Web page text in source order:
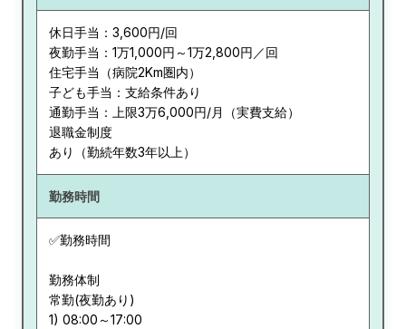
休日手当：3,600円/回
夜勤手当：1万1,000円～1万2,800円／回
住宅手当（病院2Km圏内）
子ども手当：支給条件あり
通勤手当：上限3万6,000円/月（実費支給）
退職金制度
あり（勤続年数3年以上）
勤務時間
✅勤務時間
勤務体制
常勤(夜勤あり)
1) 08:00～17:00